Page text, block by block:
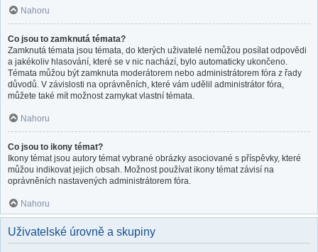
Nahoru
Co jsou to zamknutá témata?
Zamknutá témata jsou témata, do kterých uživatelé nemůžou posílat odpovědi
a jakékoliv hlasování, které se v nic nachází, bylo automaticky ukončeno.
Témata můžou být zamknuta moderátorem nebo administrátorem fóra z řady
důvodů. V závislosti na oprávněních, které vám udělil administrátor fóra,
můžete také mít možnost zamykat vlastní témata.
Nahoru
Co jsou to ikony témat?
Ikony témat jsou autory témat vybrané obrázky asociované s příspěvky, které
můžou indikovat jejich obsah. Možnost používat ikony témat závisí na
oprávněních nastavených administrátorem fóra.
Nahoru
Uživatelské úrovně a skupiny